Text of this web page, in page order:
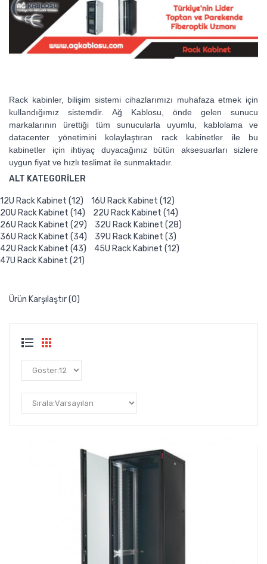
Rack kabinler, bilişim sistemi cihazlarımızı muhafaza etmek için
kullandığımız sistemdir. Ağ Kablosu, önde gelen sunucu
markalarının ürettiği tüm sunucularla uyumlu, kablolama ve
datacenter yönetimini kolaylaştıran rack kabinetler ile bu
kabinetler için ihtiyaç duyacağınız bütün aksesuarları sizlere
uygun fiyat ve hızlı teslimat ile sunmaktadır.
ALT KATEGORILER
12U Rack Kabinet (12)
16U Rack Kabinet (12)
20U Rack Kabinet (14)
22U Rack Kabinet (14)
26U Rack Kabinet (29)
32U Rack Kabinet (28)
36U Rack Kabinet (34)
39U Rack Kabinet (3)
42U Rack Kabinet (43)
45U Rack Kabinet (12)
47U Rack Kabinet (21)
Ürün Karşılaştır (0)